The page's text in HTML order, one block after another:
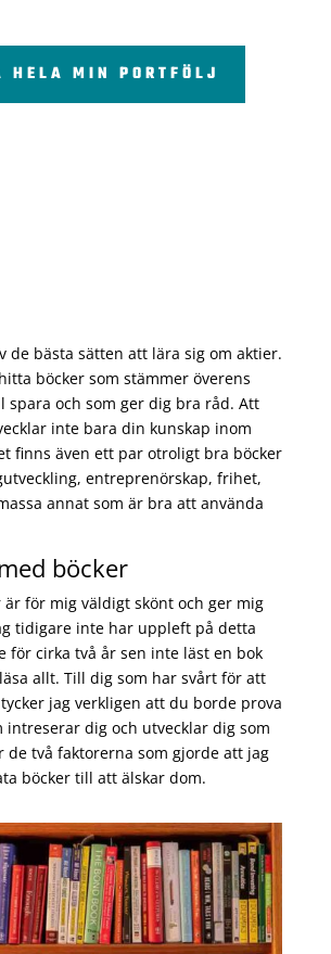
HELA MIN PORTFÖLJ
de bästa sätten att lära sig om aktier.
böcker som stämmer överens
spara och som ger dig bra råd. Att
inte bara din kunskap inom
finns även ett par otroligt bra böcker
entreprenörskap, frihet,
annat som är bra att använda
böcker
är för mig väldigt skönt och ger mig
tidigare inte har uppleft på detta
för cirka två år sen inte läst en bok
allt. Till dig som har svårt för att
jag verkligen att du borde prova
intreserar dig och utvecklar dig som
de två faktorerna som gjorde att jag
böcker till att älskar dom.